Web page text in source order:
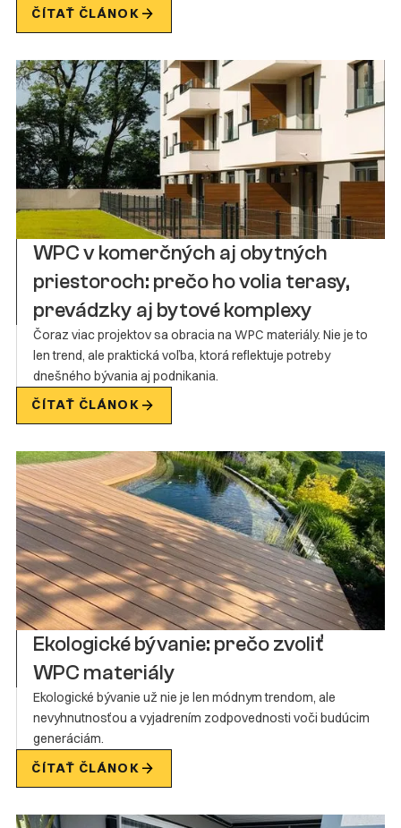
ČÍTAŤ ČLÁNOK
WPC v komerčných aj obytných
priestoroch: prečo ho volia terasy,
prevádzky aj bytové komplexy
Čoraz viac projektov sa obracia na WPC materiály. Nie je to
len trend, ale praktická voľba, ktorá reflektuje potreby
dnešného bývania aj podnikania.
ČÍTAŤ ČLÁNOK
Ekologické bývanie: prečo zvoliť
WPC materiály
Ekologické bývanie už nie je len módnym trendom, ale
nevyhnutnosťou a vyjadrením zodpovednosti voči budúcim
generáciám.
ČÍTAŤ ČLÁNOK